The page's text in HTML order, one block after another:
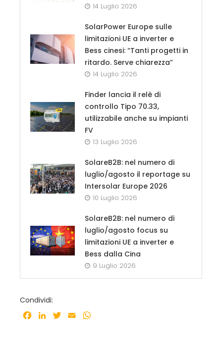
14 Luglio 2026
SolarPower Europe sulle
limitazioni UE a inverter e
Bess cinesi: “Tanti progetti in
ritardo. Serve chiarezza”
14 Luglio 2026
Finder lancia il relè di
controllo Tipo 70.33,
utilizzabile anche su impianti
FV
13 Luglio 2026
SolareB2B: nel numero di
luglio/agosto il reportage su
Intersolar Europe 2026
10 Luglio 2026
SolareB2B: nel numero di
luglio/agosto focus su
limitazioni UE a inverter e
Bess dalla Cina
9 Luglio 2026
Condividi:
Facebook
LinkedInTwitter
Email